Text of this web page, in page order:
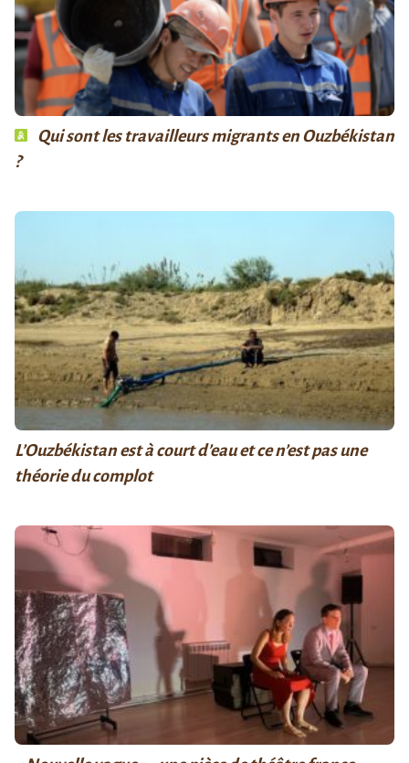
Qui sont les travailleurs migrants en Ouzbékistan
?
L’Ouzbékistan est à court d’eau et ce n’est pas une
théorie du complot